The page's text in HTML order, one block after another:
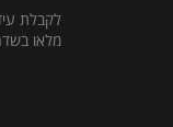
לקבלת
מלאו